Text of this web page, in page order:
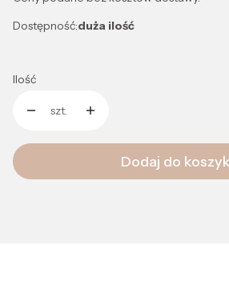
Dostępność:duża ilość
Ilość
szt.
Dodaj do